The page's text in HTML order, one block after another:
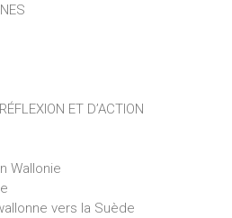
ET D’ACTION
Wallonie
vers la Suède